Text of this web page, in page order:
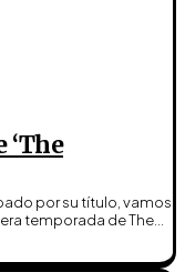
por su título, vamos a
temporada de The...